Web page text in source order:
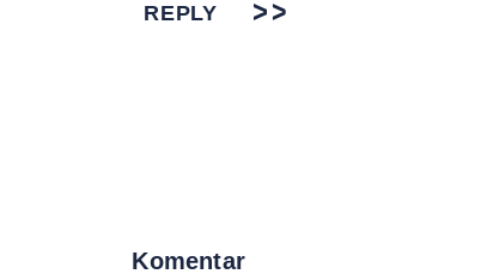
REPLY
Komentar